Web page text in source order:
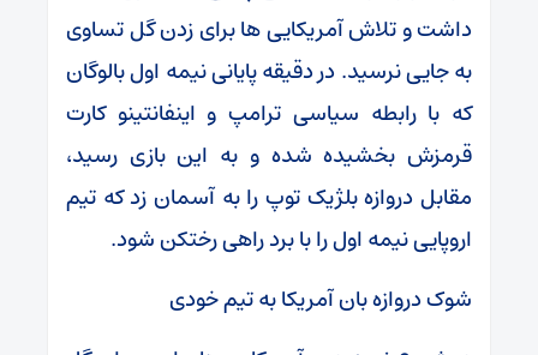
داشت و تلاش آمریکایی ها برای زدن گل تساوی
به جایی نرسید. در دقیقه پایانی نیمه اول بالوگان
که با رابطه سیاسی ترامپ و اینفانتینو کارت
قرمزش بخشیده شده و به این بازی رسید،
مقابل دروازه بلژیک توپ را به آسمان زد که تیم
اروپایی نیمه اول را با برد راهی رختکن شود.
شوک دروازه بان آمریکا به تیم خودی